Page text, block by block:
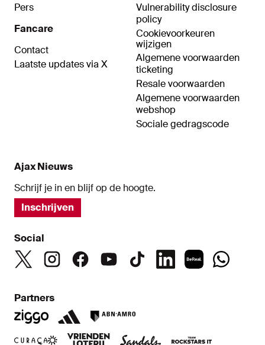
Pers
Fancare
Contact
Laatste updates via X
Vulnerability disclosure
policy
Cookievoorkeuren
wijzigen
Algemene voorwaarden
ticketing
Resale voorwaarden
Algemene voorwaarden
webshop
Sociale gedragscode
Ajax Nieuws
Schrijf je in en blijf op de hoogte.
Inschrijven
Social
Partners